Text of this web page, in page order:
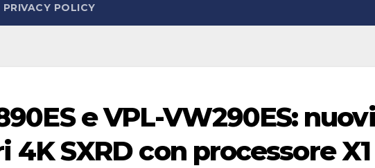
PRIVACY POLICY
e VPL-VW290ES: nuovi
SXRD con processore X1